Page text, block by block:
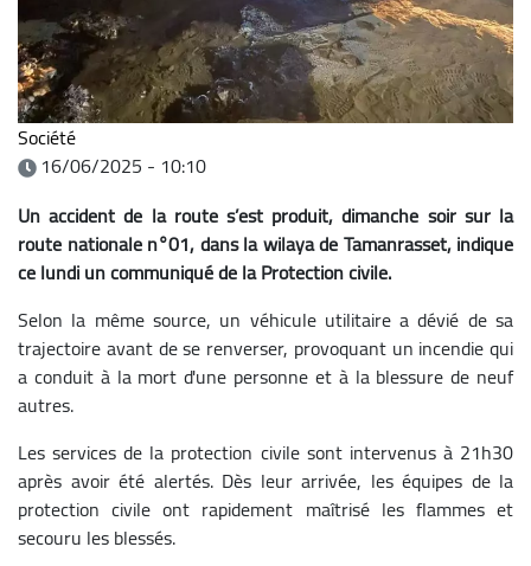
Société
16/06/2025 - 10:10
Un accident de la route s’est produit, dimanche soir sur la
route nationale n°01, dans la wilaya de Tamanrasset, indique
ce lundi un communiqué de la Protection civile.
Selon la même source, un véhicule utilitaire a dévié de sa
trajectoire avant de se renverser, provoquant un incendie qui
a conduit à la mort d'une personne et à la blessure de neuf
autres.
Les services de la protection civile sont intervenus à 21h30
après avoir été alertés. Dès leur arrivée, les équipes de la
protection civile ont rapidement maîtrisé les flammes et
secouru les blessés.